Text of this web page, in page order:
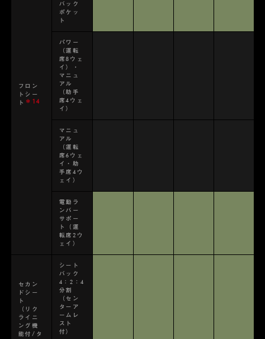
フロン
トシー
ト ＊14
バック
ポケッ
ト
パワー
（運転
席8ウェ
イ）・
マニュ
アル
（助手
席4ウェ
イ）
マニュ
アル
（運転
席6ウェ
イ・助
手席4ウ
ェイ）
電動ラ
ンバー
サポー
ト（運
転席2ウ
ェイ）
セカン
ドシー
ト
（リク
ライニ
ング機
能付/タ
シート
バック
4：2：4
分割
（セン
ターア
ームレ
スト
付）